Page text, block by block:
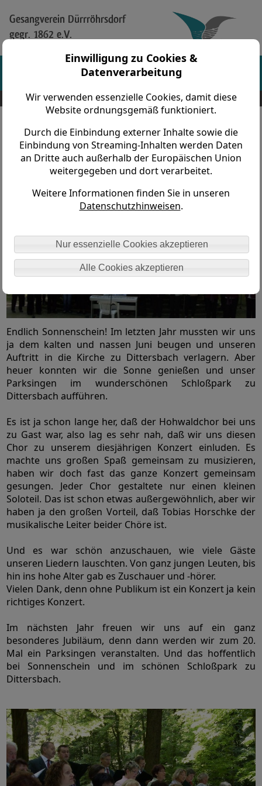
Einwilligung zu Cookies &
Datenverarbeitung
Wir verwenden essenzielle Cookies, damit diese
Website ordnungsgemäß funktioniert.
Durch die Einbindung externer Inhalte sowie die
Einbindung von Streaming-Inhalten werden Daten
an Dritte auch außerhalb der Europäischen Union
weitergegeben und dort verarbeitet.
Weitere Informationen finden Sie in unseren
Datenschutzhinweisen.
Nur essenzielle Cookies akzeptieren
Alle Cookies akzeptieren
Gesangverein Dürrröhrsdorf
gegr. 1862 e.V.
Gesangverein Dürrröhrsdorf gegr. 1862 e.V. > Vereinsleben > Parksingen > 2014
19. Parksingen im Schloßpark zu
Dittersbach am 01. Juni 2014
Endlich Sonnenschein! Im letzten Jahr mussten wir uns
ja dem kalten und nassen Juni beugen und unseren
Auftritt in die Kirche zu Dittersbach verlagern. Aber
heuer konnten wir die Sonne genießen und unser
Parksingen im wunderschönen Schloßpark zu
Dittersbach aufführen.
Es ist ja schon lange her, daß der Hohwaldchor bei uns
zu Gast war, also lag es sehr nah, daß wir uns diesen
Chor zu unserem diesjährigen Konzert einluden. Es
machte uns großen Spaß gemeinsam zu musizieren,
haben wir doch fast das ganze Konzert gemeinsam
gesungen. Jeder Chor gestaltete nur einen kleinen
Soloteil. Das ist schon etwas außergewöhnlich, aber wir
haben ja den großen Vorteil, daß Tobias Horschke der
musikalische Leiter beider Chöre ist.
Und es war schön anzuschauen, wie viele Gäste
unseren Liedern lauschten. Von ganz jungen Leuten, bis
hin ins hohe Alter gab es Zuschauer und -hörer.
Vielen Dank, denn ohne Publikum ist ein Konzert ja kein
richtiges Konzert.
Im nächsten Jahr freuen wir uns auf ein ganz
besonderes Jubiläum, denn dann werden wir zum 20.
Mal ein Parksingen veranstalten. Und das hoffentlich
bei Sonnenschein und im schönen Schloßpark zu
Dittersbach.